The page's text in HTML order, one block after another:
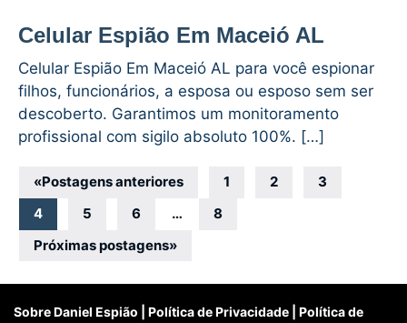
Celular Espião Em Maceió AL
Celular Espião Em Maceió AL para você espionar
filhos, funcionários, a esposa ou esposo sem ser
descoberto. Garantimos um monitoramento
profissional com sigilo absoluto 100%. […]
Navegação
por
posts
«Postagens anteriores 1 2
3
4
5 6 …
8
Próximas postagens»
Sobre Daniel Espião Política de Privacidade
Política de